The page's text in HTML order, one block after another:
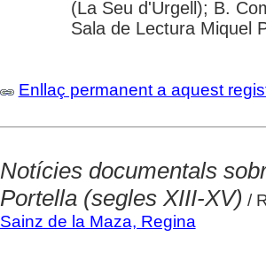
(La Seu d'Urgell); B.
Sala de Lectura Miquel
Enllaç permanent a aquest
Notícies documentals
Portella (segles XIII-XV) /
Sainz de la Maza, Regina